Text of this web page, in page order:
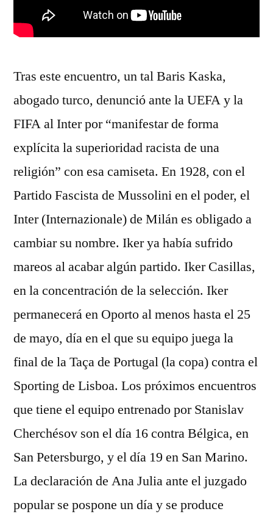
Tras este encuentro, un tal Baris Kaska,
abogado turco, denunció ante la UEFA y la
FIFA al Inter por “manifestar de forma
explícita la superioridad racista de una
religión” con esa camiseta. En 1928, con el
Partido Fascista de Mussolini en el poder, el
Inter (Internazionale) de Milán es obligado a
cambiar su nombre. Iker ya había sufrido
mareos al acabar algún partido. Iker Casillas,
en la concentración de la selección. Iker
permanecerá en Oporto al menos hasta el 25
de mayo, día en el que su equipo juega la
final de la Taça de Portugal (la copa) contra el
Sporting de Lisboa. Los próximos encuentros
que tiene el equipo entrenado por Stanislav
Cherchésov son el día 16 contra Bélgica, en
San Petersburgo, y el día 19 en San Marino.
La declaración de Ana Julia ante el juzgado
popular se pospone un día y se produce